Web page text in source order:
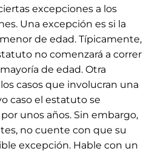
excepciones a los
Una excepción es si la
de edad. Típicamente,
no comenzará a correr
de edad. Otra
casos que involucran una
caso el estatuto se
unos años. Sin embargo,
no cuente con que su
excepción. Hable con un